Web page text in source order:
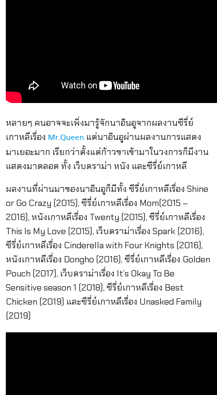
หลายๆ คนอาจจะเพิ่งมารู้จักนาอินอูจากผลงานซีรี่ย์
เกาหลีเรื่อง Mr.Queen แต่นาอินอูผ่านผลงานการแสดง
มาเยอะมาก เรียกว่าตั้งแต่ก้าวขาเข้ามาในวงการก็มีงาน
แสดงมาตลอด ทั้ง เว็บดราม่า หนัง และซีรี่ย์เกาหลี
ผลงานที่ผ่านมาของนาอินอูก็มีทั้ง ซีรี่ย์เกาหลีเรื่อง Shine
or Go Crazy (2015), ซีรี่ย์เกาหลีเรื่อง Mom(2015 –
2016), หนังเกาหลีเรื่อง Twenty (2015), ซีรี่ย์เกาหลีเรื่อง
This Is My Love (2015), เว็บดราม่าเรื่อง Spark (2016),
ซีรี่ย์เกาหลีเรื่อง Cinderella with Four Knights (2016),
หนังเกาหลีเรื่อง Dongho (2016), ซีรี่ย์เกาหลีเรื่อง Golden
Pouch (2017), เว็บดราม่าเรื่อง It’s Okay To Be
Sensitive season 1 (2018), ซีรี่ย์เกาหลีเรื่อง Best
Chicken (2019) และซีรี่ย์เกาหลีเรื่อง Unasked Family
(2019)